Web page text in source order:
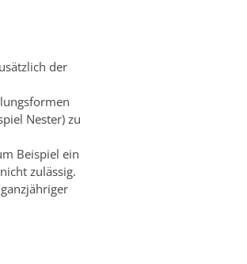
der
Nester) zu
Beispiel ein
zulässig.